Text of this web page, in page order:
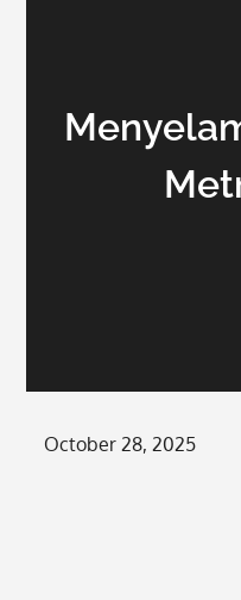
Posted
October 28, 2025